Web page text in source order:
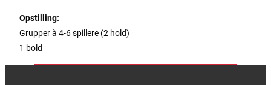
Opstilling:
Grupper à 4-6 spillere (2 hold)
1 bold